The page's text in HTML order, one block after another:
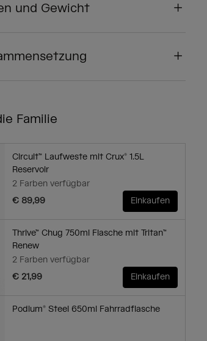
und Gewicht
Familie
Circuit™ Laufweste mit Crux® 1.5L
Reservoir
2 Farben verfügbar
€ 89,99
Einkaufen
Thrive™ Chug 750ml Flasche mit Tritan™
Renew
2 Farben verfügbar
€ 21,99
Einkaufen
Podium® Steel 650ml Fahrradflasche